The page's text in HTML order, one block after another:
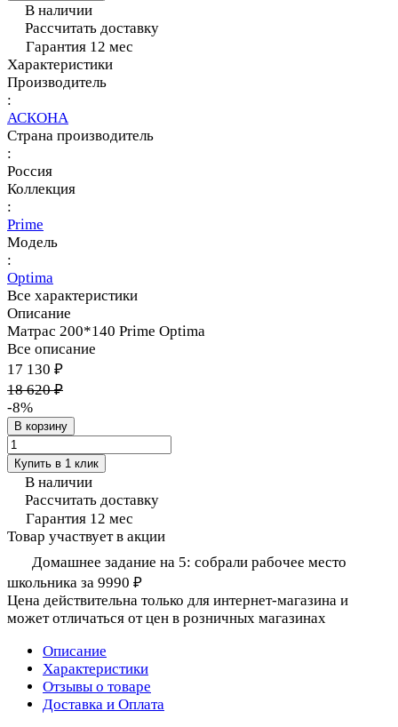
В наличии
Рассчитать доставку
Гарантия 12 мес
Характеристики
Производитель
:
АСКОНА
Страна производитель
:
Россия
Коллекция
:
Prime
Модель
:
Optima
Все характеристики
Описание
Матрас 200*140 Prime Optima
Все описание
17 130 ₽
18 620 ₽
-8%
В корзину
Купить в 1 клик
В наличии
Рассчитать доставку
Гарантия 12 мес
Товар участвует в акции
Домашнее задание на 5: собрали рабочее место
школьника за 9990 ₽
Цена действительна только для интернет-магазина и
может отличаться от цен в розничных магазинах
Описание
Характеристики
Отзывы о товаре
Доставка и Оплата